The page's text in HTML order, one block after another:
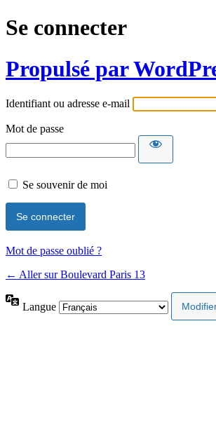
Se connecter
Propulsé par
Identifiant ou adresse e-mail
Mot de passe
Se souvenir de moi
Mot de passe oublié ?
← Aller sur Boulevard Paris 13
Langue